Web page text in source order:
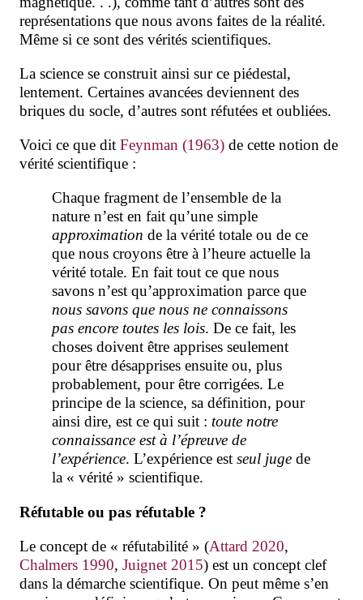
représentations que nous avons faites de la réalité.
Même si ce sont des vérités scientifiques.
La science se construit ainsi sur ce piédestal,
lentement. Certaines avancées deviennent des
briques du socle, d’autres sont réfutées et oubliées.
Voici ce que dit Feynman (1963) de cette notion de
vérité scientifique :
Chaque fragment de l’ensemble de la
nature n’est en fait qu’une simple
approximation de la vérité totale ou de ce
que nous croyons être à l’heure actuelle la
vérité totale. En fait tout ce que nous
savons n’est qu’approximation parce que
nous savons que nous ne connaissons
pas encore toutes les lois. De ce fait, les
choses doivent être apprises seulement
pour être désapprises ensuite ou, plus
probablement, pour être corrigées. Le
principe de la science, sa définition, pour
ainsi dire, est ce qui suit : toute notre
connaissance est à l’épreuve de
l’expérience. L’expérience est seul juge de
la « vérité » scientifique.
Réfutable ou pas réfutable ?
Le concept de « réfutabilité » (Attard 2020,
Chalmers 1990, Juignet 2015) est un concept clef
dans la démarche scientifique. On peut même s’en